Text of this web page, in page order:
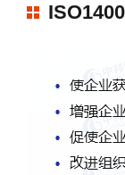
14
2022-10